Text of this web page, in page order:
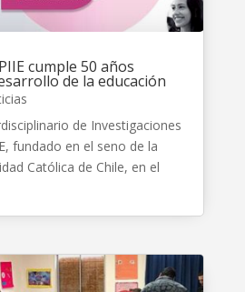
cumple 50 años
de la educación
de Investigaciones
fundado en el seno de la
Católica de Chile, en el